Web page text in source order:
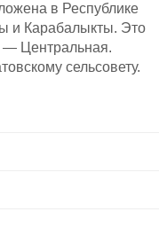
в Республике
и Карабалыкты. Это
— Центральная.
сельсовету.